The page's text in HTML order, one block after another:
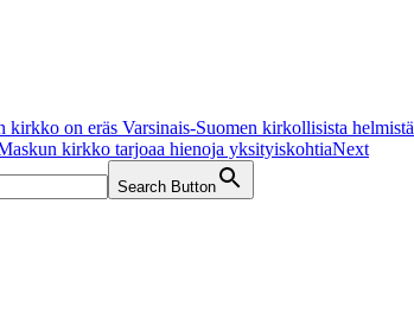
kirkko on eräs Varsinais-Suomen kirkollisista helmistä
kirkko tarjoaa hienoja yksityiskohtiaNext
Search Button